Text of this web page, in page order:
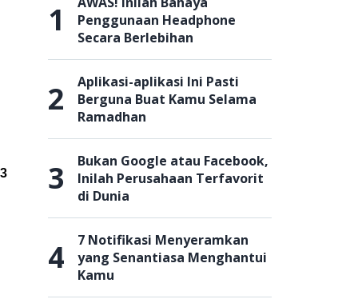
1
Penggunaan Headphone
Secara Berlebihan
2
Aplikasi-aplikasi Ini Pasti
Berguna Buat Kamu Selama
Ramadhan
3
Bukan Google atau Facebook,
Inilah Perusahaan Terfavorit
di Dunia
4
7 Notifikasi Menyeramkan
yang Senantiasa Menghantui
Kamu